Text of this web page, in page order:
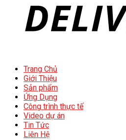
Trang Chủ
Giới Thiệu
Sản phẩm
Ứng Dụng
Công trình thực tế
Video dự án
Tin Tức
Liên Hệ